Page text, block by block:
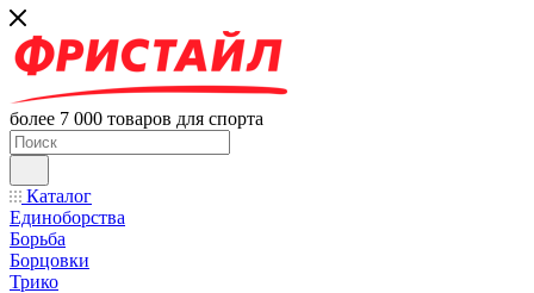
более 7 000 товаров для спорта
Каталог
Единоборства
Борьба
Борцовки
Трико